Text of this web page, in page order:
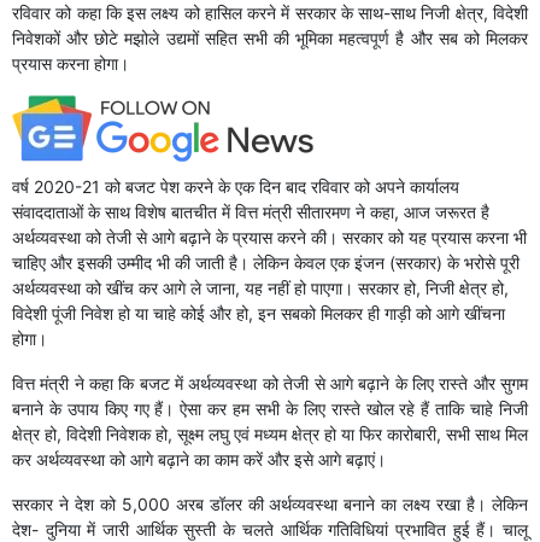
रविवार को कहा कि इस लक्ष्य को हासिल करने में सरकार के साथ-साथ निजी क्षेत्र, विदेशी
निवेशकों और छोटे मझोले उद्यमों सहित सभी की भूमिका महत्वपूर्ण है और सब को मिलकर
प्रयास करना होगा।
वर्ष 2020-21 को बजट पेश करने के एक दिन बाद रविवार को अपने कार्यालय
संवाददाताओं के साथ विशेष बातचीत में वित्त मंत्री सीतारमण ने कहा, आज जरूरत है
अर्थव्यवस्था को तेजी से आगे बढ़ाने के प्रयास करने की। सरकार को यह प्रयास करना भी
चाहिए और इसकी उम्मीद भी की जाती है। लेकिन केवल एक इंजन (सरकार) के भरोसे पूरी
अर्थव्यवस्था को खींच कर आगे ले जाना, यह नहीं हो पाएगा। सरकार हो, निजी क्षेत्र हो,
विदेशी पूंजी निवेश हो या चाहे कोई और हो, इन सबको मिलकर ही गाड़ी को आगे खींचना
होगा।
वित्त मंत्री ने कहा कि बजट में अर्थव्यवस्था को तेजी से आगे बढ़ाने के लिए रास्ते और सुगम
बनाने के उपाय किए गए हैं। ऐसा कर हम सभी के लिए रास्ते खोल रहे हैं ताकि चाहे निजी
क्षेत्र हो, विदेशी निवेशक हो, सूक्ष्म लघु एवं मध्यम क्षेत्र हो या फिर कारोबारी, सभी साथ मिल
कर अर्थव्यवस्था को आगे बढ़ाने का काम करें और इसे आगे बढ़ाएं।
सरकार ने देश को 5,000 अरब डॉलर की अर्थव्यवस्था बनाने का लक्ष्य रखा है। लेकिन
देश- दुनिया में जारी आर्थिक सुस्ती के चलते आर्थिक गतिविधियां प्रभावित हुई हैं। चालू